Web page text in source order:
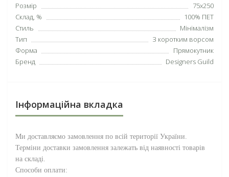
Розмір
75х250
Склад, %
100% ПЕТ
Стиль
Мінімалізм
Тип
З коротким ворсом
Форма
Прямокутник
Бренд
Designers Guild
Інформаційна вкладка
Ми доставляємо замовлення по всій території України.
Терміни доставки замовлення залежать від наявності товарів
на складі.
Способи оплати: